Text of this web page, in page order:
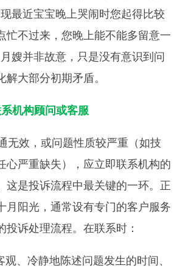
最近宝宝晚上哭闹时您起得比较
忙不过来，您晚上能不能多留意一
嫂并非故意，只是没有意识到问
解大部分初期矛盾。
机构顾问或客服
效，或问题性质较严重（如技
心严重缺失），应立即联系机构的
这是投诉流程中最关键的一环。正
月阳光，通常设有专门的客户服务
投诉处理流程。在联系时：
、冷静地陈述问题发生的时间、